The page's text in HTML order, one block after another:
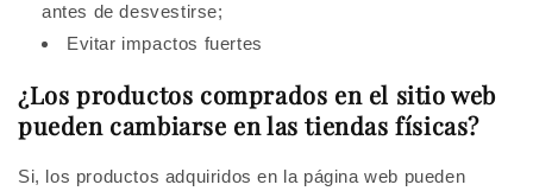
antes de desvestirse;
Evitar impactos fuertes
¿Los productos comprados en el sitio web
pueden cambiarse en las tiendas físicas?
Si, los productos adquiridos en la página web pueden